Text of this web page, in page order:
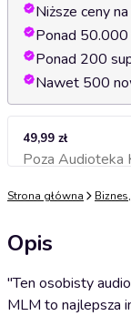
Niższe ceny
Ponad 50.000
Ponad 200
Nawet 500
49,99 zł
Poza Audioteka
Strona główna
Opis
"Ten osobisty
MLM to najlepsza